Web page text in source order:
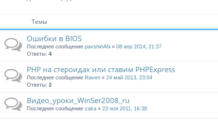
Темы
Ошибки в BIOS
Последнее сообщение pavshinAN « 08 апр 2014, 21:37
Ответы: 4
PHP на стероидах или ставим PHPExpress
Последнее сообщение Raven « 24 май 2013, 23:04
Ответы: 2
Видео_уроки_WinSer2008_ru
Последнее сообщение zaka « 23 ноя 2011, 16:38